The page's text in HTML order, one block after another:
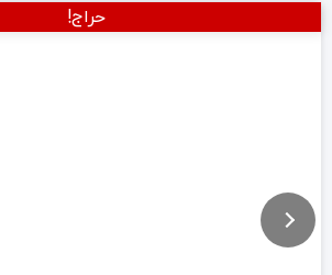
حراج!